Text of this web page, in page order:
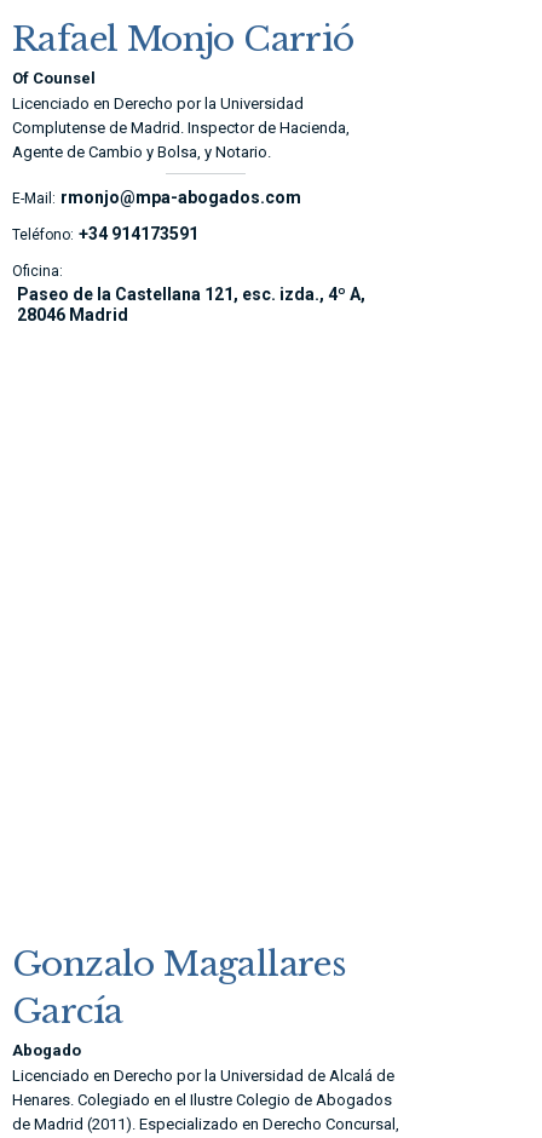
Rafael Monjo Carrió
Of Counsel
Licenciado en Derecho por la Universidad
Complutense de Madrid. Inspector de Hacienda,
Agente de Cambio y Bolsa, y Notario.
E-Mail: rmonjo@mpa-abogados.com
Teléfono: +34 914173591
Oficina:
Paseo de la Castellana 121, esc. izda., 4º A,
28046 Madrid
Gonzalo Magallares
García
Abogado
Licenciado en Derecho por la Universidad de Alcalá de
Henares. Colegiado en el Ilustre Colegio de Abogados
de Madrid (2011). Especializado en Derecho Concursal,